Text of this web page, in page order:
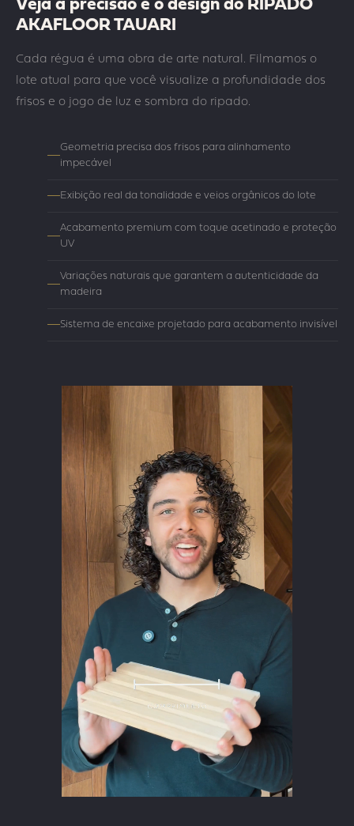
Veja a precisão e o design do RIPADO
AKAFLOOR TAUARI
Cada régua é uma obra de arte natural. Filmamos o
lote atual para que você visualize a profundidade dos
frisos e o jogo de luz e sombra do ripado.
Geometria precisa dos frisos para alinhamento
impecável
Exibição real da tonalidade e veios orgânicos do lote
Acabamento premium com toque acetinado e proteção
UV
Variações naturais que garantem a autenticidade da
madeira
Sistema de encaixe projetado para acabamento invisível